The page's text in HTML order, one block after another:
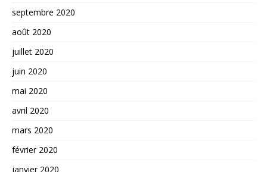
septembre 2020
août 2020
juillet 2020
juin 2020
mai 2020
avril 2020
mars 2020
février 2020
janvier 2020